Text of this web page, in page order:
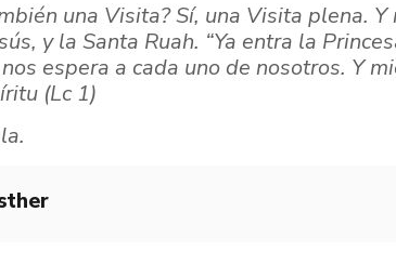
una Visita?Sí, una Visita plena.
y la Santa Ruah. “Ya entra la
espera a cada uno de nosotros. Y
(Lc 1)